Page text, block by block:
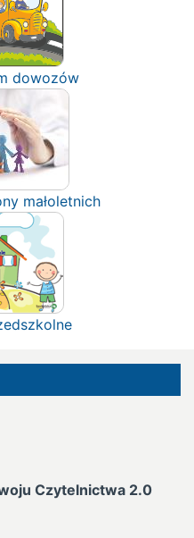
dowozów
małoletnich
Czytelnictwa 2.0